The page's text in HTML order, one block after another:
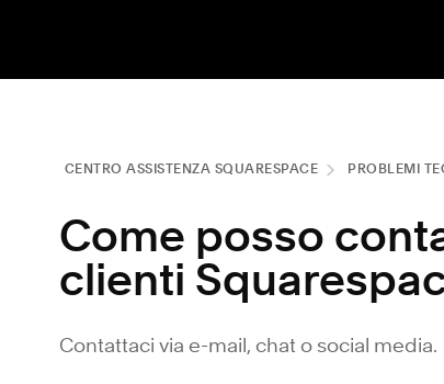
CENTRO ASSISTENZA SQUARESPACE PROBLEMI
Come posso
clienti
Contattaci via e-mail, chat o social media.